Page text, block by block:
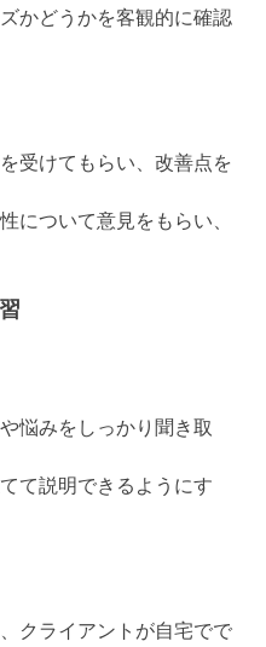
かどうかを客観的に確認
受けてもらい、改善点を
について意見をもらい、
悩みをしっかり聞き取
て説明できるようにす
クライアントが自宅でで